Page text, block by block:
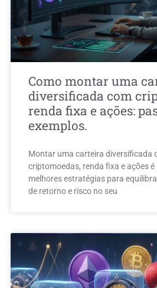
Como montar uma
diversificada com
renda fixa e ações:
exemplos.
Montar uma carteira diversificada
criptomoedas, renda fixa e ações é
melhores estratégias para
de retorno e risco no seu